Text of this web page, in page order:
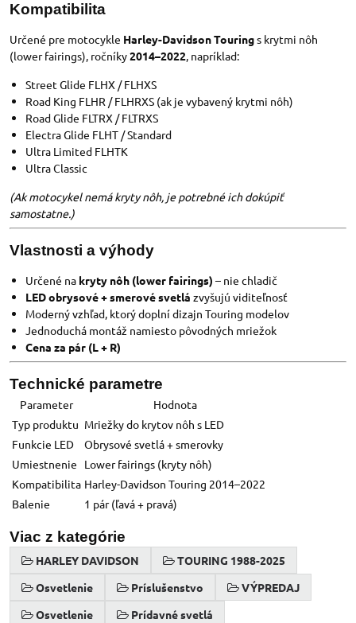
Kompatibilita
Určené pre motocykle Harley-Davidson Tourings krytmi nôh
(lower fairings), ročníky2014–2022, napríklad:
Street Glide FLHX / FLHXS
Road King FLHR / FLHRXS (ak je vybavený krytmi nôh)
Road Glide FLTRX / FLTRXS
Electra Glide FLHT / Standard
Ultra Limited FLHTK
Ultra Classic
(Ak motocykel nemá kryty nôh, je potrebné ich dokúpiť
samostatne.)
Vlastnosti a výhody
Určené na kryty nôh (lower fairings) – nie chladič
LED obrysové + smerové svetlá zvyšujú viditeľnosť
Moderný vzhľad, ktorý doplní dizajn Touring modelov
Jednoduchá montáž namiesto pôvodných mriežok
Cena za pár (L + R)
Technické parametre
Parameter
Hodnota
Typ produktu Mriežky do krytov nôh s LED
Funkcie LED
Obrysové svetlá + smerovky
Umiestnenie
Lower fairings (kryty nôh)
Kompatibilita Harley-Davidson Touring 2014–2022
Balenie
1 pár (ľavá + pravá)
Viac z kategórie
HARLEY DAVIDSON
TOURING 1988-2025
Osvetlenie
Príslušenstvo
VÝPREDAJ
Osvetlenie
Prídavné svetlá